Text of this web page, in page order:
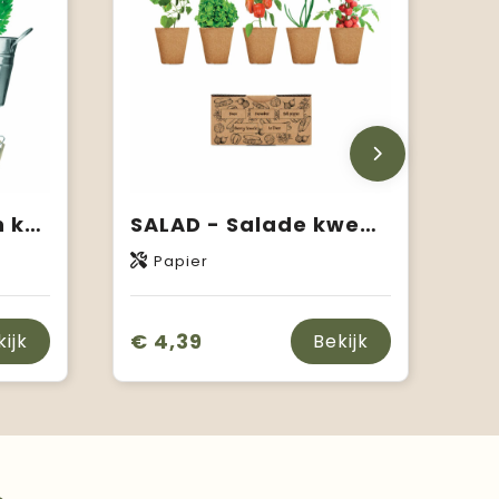
MIX SEEDS - Zinken kuipje 3 zakjes SALAD - Salade kweekset
Papier
€ 4,39 Bekijk